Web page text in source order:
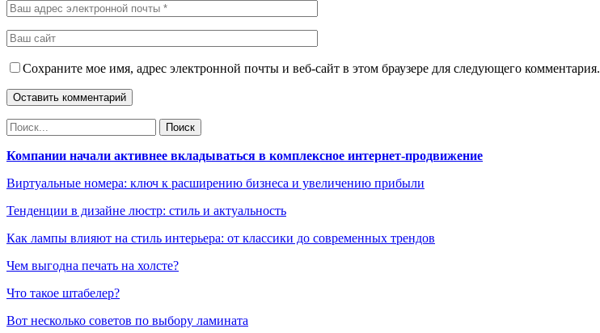
Сохраните мое имя, адрес электронной почты и веб-сайт в этом браузере для следующего комментария.
Компании начали активнее вкладываться в комплексное интернет-продвижение
Виртуальные номера: ключ к расширению бизнеса и увеличению прибыли
Тенденции в дизайне люстр: стиль и актуальность
Как лампы влияют на стиль интерьера: от классики до современных трендов
Чем выгодна печать на холсте?
Что такое штабелер?
Вот несколько советов по выбору ламината